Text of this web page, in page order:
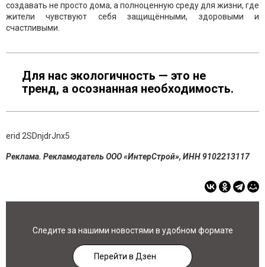
создавать не просто дома, а полноценную среду для жизни, где
жители чувствуют себя защищёнными, здоровыми и
счастливыми.
Для нас экологичность — это не
тренд, а осознанная необходимость.
erid 2SDnjdrJnx5
Реклама. Рекламодатель ООО «ИнтерСтрой», ИНН 9102213117
Следите за нашими новостями в удобном формате
Перейти в Дзен